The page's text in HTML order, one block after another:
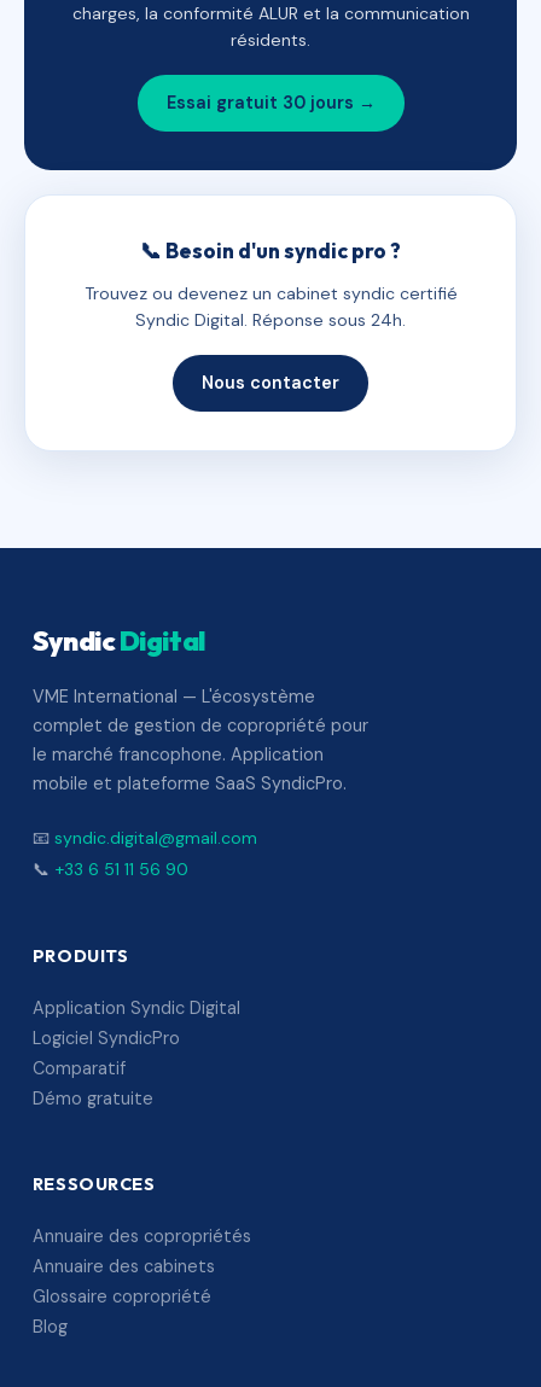
charges, la conformité ALUR et la communication
résidents.
Essai gratuit 30 jours →
📞 Besoin d'un syndic pro ?
Trouvez ou devenez un cabinet syndic certifié
Syndic Digital. Réponse sous 24h.
Nous contacter
SyndicDigital
VME International — L'écosystème
complet de gestion de copropriété pour
le marché francophone. Application
mobile et plateforme SaaS SyndicPro.
📧 syndic.digital@gmail.com
📞 +33 6 51 11 56 90
PRODUITS
Application Syndic Digital
Logiciel SyndicPro
Comparatif
Démo gratuite
RESSOURCES
Annuaire des copropriétés
Annuaire des cabinets
Glossaire copropriété
Blog